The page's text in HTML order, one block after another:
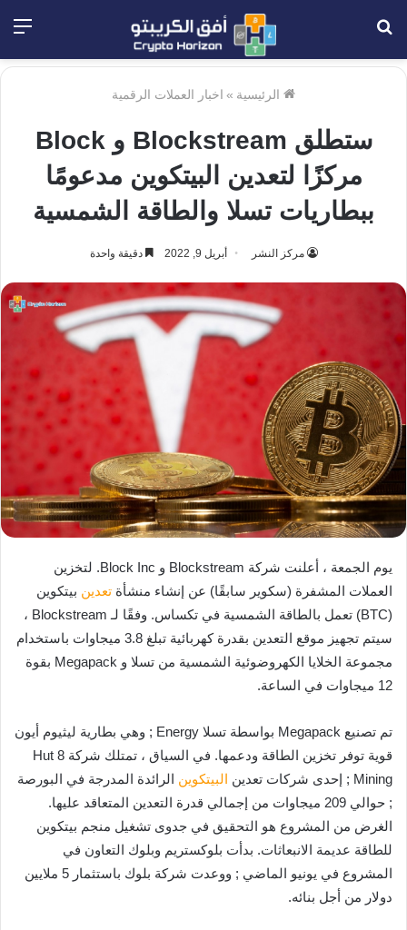
الرئيسية » اخبار العملات الرقمية
ستطلق Blockstream و Block
مركزًا لتعدين البيتكوين مدعومًا
ببطاريات تسلا والطاقة الشمسية
مركز النشر أبريل 9, 2022 دقيقة واحدة
يوم الجمعة ، أعلنت شركة Blockstream و Block Inc. لتخزين
العملات المشفرة (سكوير سابقًا) عن إنشاء منشأة تعدين بيتكوين
(BTC) تعمل بالطاقة الشمسية في تكساس. وفقًا لـ Blockstream ،
سيتم تجهيز موقع التعدين بقدرة كهربائية تبلغ 3.8 ميجاوات باستخدام
مجموعة الخلايا الكهروضوئية الشمسية من تسلا و Megapack بقوة
12 ميجاوات في الساعة.
تم تصنيع Megapack بواسطة تسلا Energy ; وهي بطارية ليثيوم أيون
قوية توفر تخزين الطاقة ودعمها. في السياق ، تمتلك شركة Hut 8
Mining ; إحدى شركات تعدين
البيتكوين الرائدة المدرجة في البورصة
; حوالي 209 ميجاوات من إجمالي قدرة التعدين المتعاقد عليها.
الغرض من المشروع هو التحقيق في جدوى تشغيل منجم بيتكوين
للطاقة عديمة الانبعاثات. بدأت بلوكستريم وبلوك التعاون في
المشروع في يونيو الماضي ; ووعدت شركة بلوك باستثمار 5 ملايين
دولار من أجل بنائه.